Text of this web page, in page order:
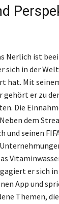
Nerlich ist
sich in der
hat. Mit
gehört er zu
Die
dem
seinen
er sich
App und
Themen,